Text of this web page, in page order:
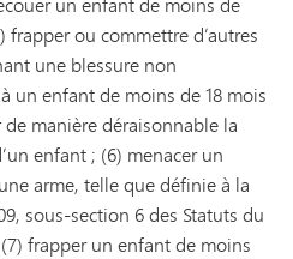
frapper ou commettre d’autres
une blessure non
un enfant de moins de 18 mois
de manière déraisonnable la
enfant ; (6) menacer un
arme, telle que définie à la
sous-section 6 des Statuts du
frapper un enfant de moins